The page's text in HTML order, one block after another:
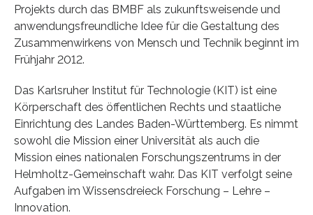
Projekts durch das BMBF als zukunftsweisende und
anwendungsfreundliche Idee für die Gestaltung des
Zusammenwirkens von Mensch und Technik beginnt im
Frühjahr 2012.
Das Karlsruher Institut für Technologie (KIT) ist eine
Körperschaft des öffentlichen Rechts und staatliche
Einrichtung des Landes Baden-Württemberg. Es nimmt
sowohl die Mission einer Universität als auch die
Mission eines nationalen Forschungszentrums in der
Helmholtz-Gemeinschaft wahr. Das KIT verfolgt seine
Aufgaben im Wissensdreieck Forschung – Lehre –
Innovation.